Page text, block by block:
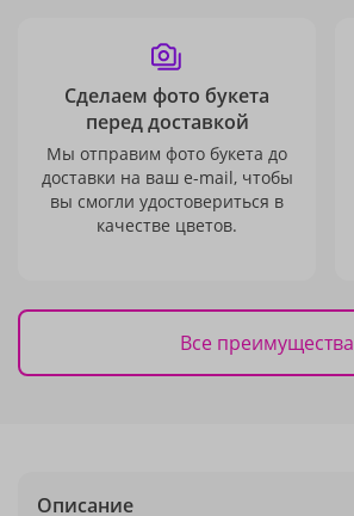
Сделаем фото букета
перед доставкой
Мы отправим фото букета до
доставки на ваш e-mail, чтобы
вы смогли удостовериться в
качестве цветов.
Все преимущества
Описание